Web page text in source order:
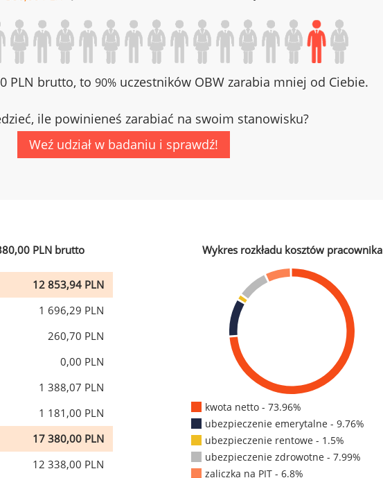
PLN brutto, to 90% uczestników OBW zarabia mniej od Ciebie.
ile powinieneś zarabiać na swoim stanowisku?
Weź udział w badaniu i sprawdź!
PLN brutto
12 853,94 PLN
1 696,29 PLN
260,70 PLN
0,00 PLN
1 388,07 PLN
1 181,00 PLN
17 380,00 PLN
12 338,00 PLN
Wykres rozkładu kosztów pracownika
kwota netto - 73.96%
ubezpieczenie emerytalne - 9.76%
ubezpieczenie rentowe - 1.5%
ubezpieczenie zdrowotne - 7.99%
zaliczka na PIT - 6.8%